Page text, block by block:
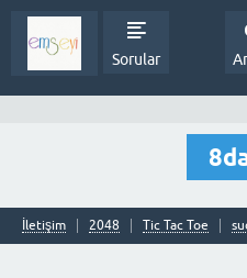
Sorular
İletişim 2048 Tic Tac Toe